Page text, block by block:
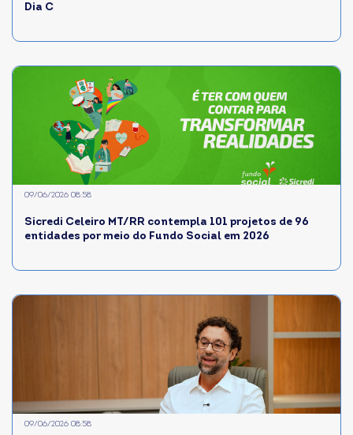
Dia C
Sicredi Celeiro MT/RR contempla 101 projetos de 96
entidades por meio do Fundo Social em 2026
09/06/2026 08:58
09/06/2026 08:58